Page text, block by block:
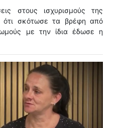
στους ισχυρισμούς της
ότι σκότωσε τα βρέφη από
με την ίδια έδωσε η